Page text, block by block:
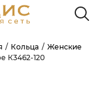
Кольца
Женские
К3462-120